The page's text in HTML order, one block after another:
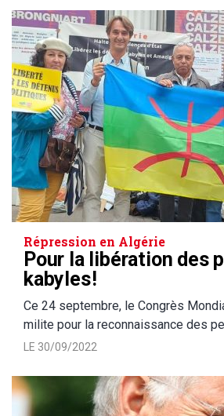
Répression en Algérie
Pour la libération des
kabyles !
Ce 24 septembre, le Congrès
milite pour la reconnaissance des
LE 30/09/2022